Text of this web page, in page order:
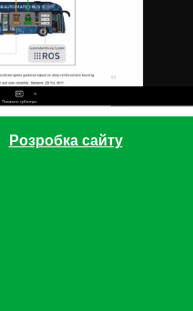
Розробка сайту